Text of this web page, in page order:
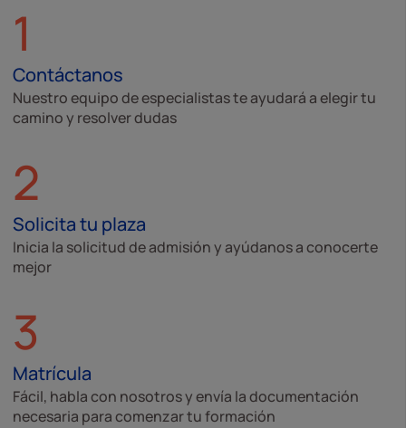
1
Contáctanos
Nuestro equipo de especialistas te ayudará a elegir tu
camino y resolver dudas
2
Solicita tu plaza
Inicia la solicitud de admisión y ayúdanos a conocerte
mejor
3
Matrícula
Fácil, habla con nosotros y envía la documentación
necesaria para comenzar tu formación